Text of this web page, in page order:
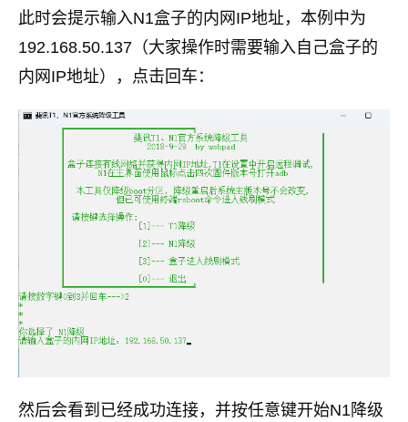
此时会提示输入N1盒子的内网IP地址，本例中为
192.168.50.137（大家操作时需要输入自己盒子的
内网IP地址），点击回车：
然后会看到已经成功连接，并按任意键开始N1降级